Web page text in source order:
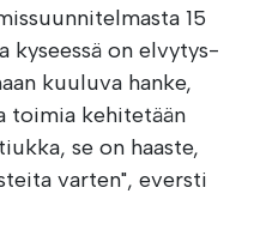
15
kyseessä on elvytys-
kuuluva hanke,
toimia kehitetään
se on haaste,
varten", eversti